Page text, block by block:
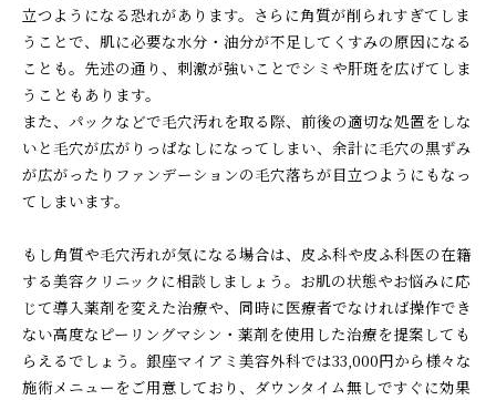
立つようになる恐れがあります。さらに角質が削られすぎてしま
うことで、肌に必要な水分・油分が不足してくすみの原因になる
ことも。先述の通り、刺激が強いことでシミや肝斑を広げてしま
うこともあります。
また、パックなどで毛穴汚れを取る際、前後の適切な処置をしな
いと毛穴が広がりっぱなしになってしまい、余計に毛穴の黒ずみ
が広がったりファンデーションの毛穴落ちが目立つようにもなっ
てしまいます。
もし角質や毛穴汚れが気になる場合は、皮ふ科や皮ふ科医の在籍
する美容クリニックに相談しましょう。お肌の状態やお悩みに応
じて導入薬剤を変えた治療や、同時に医療者でなければ操作でき
ない高度なピーリングマシン・薬剤を使用した治療を提案しても
らえるでしょう。銀座マイアミ美容外科では33,000円から様々な
施術メニューをご用意しており、ダウンタイム無しですぐに効果